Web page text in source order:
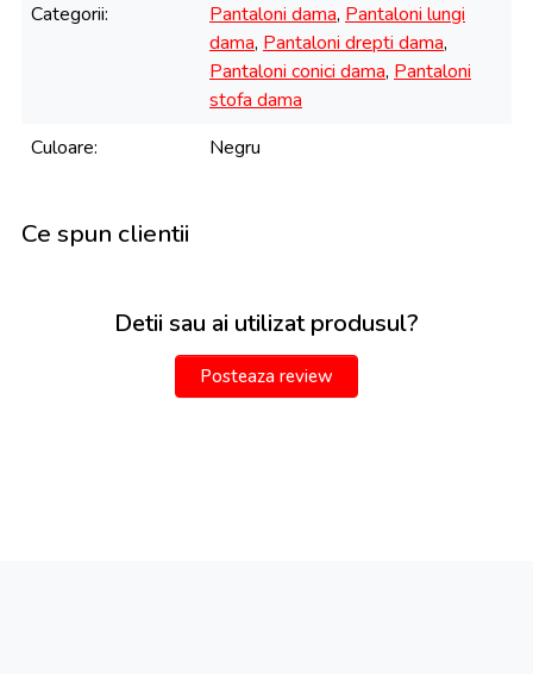
Categorii
Pantaloni dama, Pantaloni lungi
dama, Pantaloni drepti dama,
Pantaloni conici dama, Pantaloni
stofa dama
Culoare
Negru
Ce spun clientii
Detii sau ai utilizat produsul?
Posteaza review